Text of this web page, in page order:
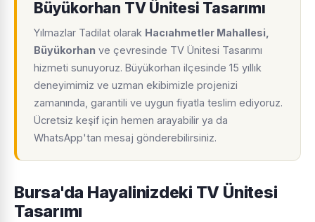
Büyükorhan TV Ünitesi Tasarımı
Yılmazlar Tadilat olarak Hacıahmetler Mahallesi,
Büyükorhan ve çevresinde TV Ünitesi Tasarımı
hizmeti sunuyoruz. Büyükorhan ilçesinde 15 yıllık
deneyimimiz ve uzman ekibimizle projenizi
zamanında, garantili ve uygun fiyatla teslim ediyoruz.
Ücretsiz keşif için hemen arayabilir ya da
WhatsApp'tan mesaj gönderebilirsiniz.
Bursa'da Hayalinizdeki TV Ünitesi
Tasarımı